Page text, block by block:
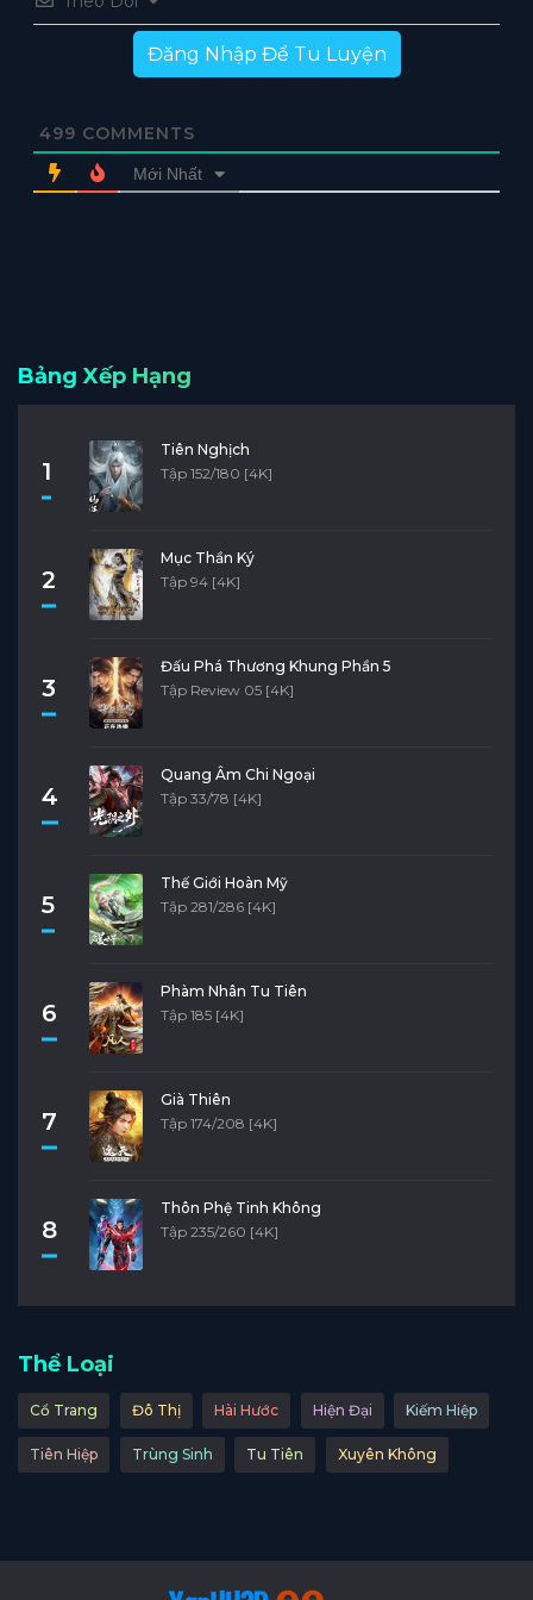
Tập 3 Tập 2 Tập 1
Đăng Nhập Để Tu Luyện
499 COMMENTS
Mới Nhất
Bảng Xếp Hạng
1
Tiên Nghịch
Tập 152/180 [4K]
2
Mục Thần Ký
Tập 94 [4K]
3
Đấu Phá Thương Khung Phần 5
Tập Review 05 [4K]
4
Quang Âm Chi Ngoại
Tập 33/78 [4K]
5
Thế Giới Hoàn Mỹ
Tập 281/286 [4K]
6
Phàm Nhân Tu Tiên
Tập 185 [4K]
7
Già Thiên
Tập 174/208 [4K]
8
Thôn Phệ Tinh Không
Tập 235/260 [4K]
Thể Loại
Cổ Trang Đô Thị Hài Hước Hiện Đại Kiếm Hiệp
Tiên Hiệp Trùng Sinh Tu Tiên Xuyên Không